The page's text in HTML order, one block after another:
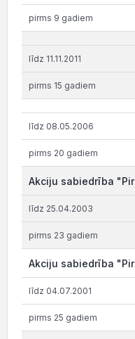
pirms 9 gadiem
līdz 11.11.2011
pirms 15 gadiem
līdz 08.05.2006
pirms 20 gadiem
Akciju sabiedrība
līdz 25.04.2003
pirms 23 gadiem
Akciju sabiedrība
līdz 04.07.2001
pirms 25 gadiem